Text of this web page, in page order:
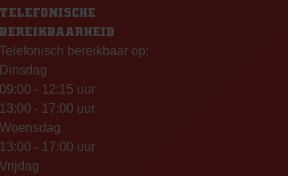
TELEFONISCHE
BEREIKBAARHEID
Telefonisch bereikbaar op:
Dinsdag
09:00 - 12:15 uur
13:00 - 17:00 uur
Woensdag
13:00 - 17:00 uur
Vrijdag